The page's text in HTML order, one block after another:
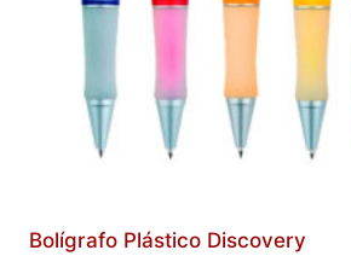
Bolígrafo Plástico Discovery